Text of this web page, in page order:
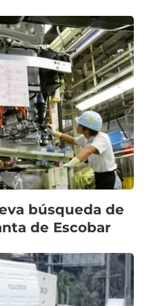
búsqueda de
de Escobar